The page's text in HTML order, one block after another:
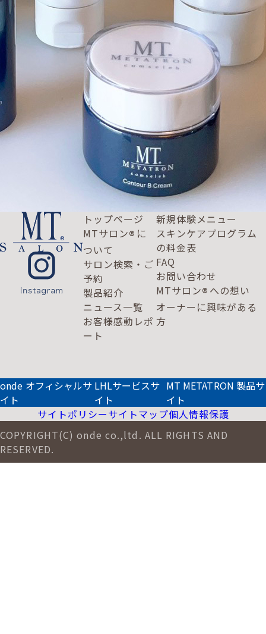
トップページ
MTサロン® に
ついて
サロン検索・ご
予約
製品紹介
ニュース一覧
お客様感動レポ
ート
新規体験メニュー
スキンケアプログラム
の料金表
FAQ
お問い合わせ
MTサロン® への想い
オーナーに興味がある
方
onde オフィシャルサ
イト
LHLサービスサ
イト
MT METATRON 製品サ
イト
サイトポリシーサイトマップ個人情報保護
COPYRIGHT(C) onde co.,ltd. ALL RIGHTS AND
RESERVED.